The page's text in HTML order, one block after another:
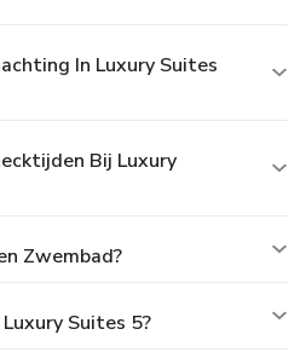
In Luxury Suites
Bij Luxury
Zwembad?
Suites 5?